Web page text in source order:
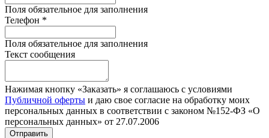
Поля обязательное для заполнения
Телефон *
Поля обязательное для заполнения
Текст сообщения
Нажимая кнопку «Заказать» я соглашаюсь с условиями
Публичной оферты и даю свое согласие на обработку моих
персональных данных в соответствии с законом №152-ФЗ «О
персональных данных» от 27.07.2006
Отправить